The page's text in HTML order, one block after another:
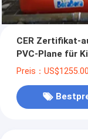
CER Zertifikat-
PVC-Plane für
Preis：